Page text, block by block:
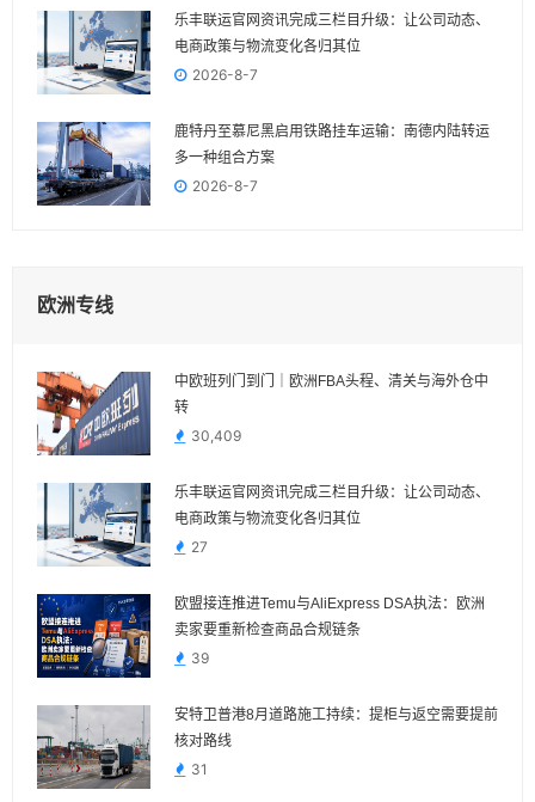
乐丰联运官网资讯完成三栏目升级：让公司动态、
电商政策与物流变化各归其位
2026-8-7
鹿特丹至慕尼黑启用铁路挂车运输：南德内陆转运
多一种组合方案
2026-8-7
欧洲专线
中欧班列门到门｜欧洲FBA头程、清关与海外仓中
转
30,409
乐丰联运官网资讯完成三栏目升级：让公司动态、
电商政策与物流变化各归其位
27
欧盟接连推进Temu与AliExpress DSA执法：欧洲
卖家要重新检查商品合规链条
39
安特卫普港8月道路施工持续：提柜与返空需要提前
核对路线
31